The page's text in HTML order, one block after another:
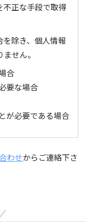
不正な手段で取得
除き、個人情報
せん。
合
要な場合
が必要である場合
わせからご連絡下さ